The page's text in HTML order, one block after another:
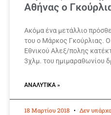
Αθήνας ο
Ακόμα ένα μετάλλιο
του ο Μάρκος Γκούρλιας.
Εθνικού Αλεξ/πολης
3χλμ. του ημιμαραθωνίου
ΑΝΑΛΥΤΙΚΆ »
18 Μαρτίου 2018 Δεν